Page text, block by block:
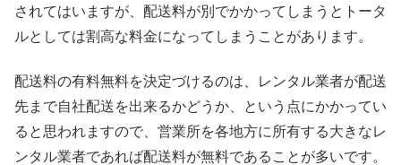
されてはいますが、配送料が別でかかってしまうとトータ
ルとしては割高な料金になってしまうことがあります。
配送料の有料無料を決定づけるのは、レンタル業者が配送
先まで自社配送を出来るかどうか、という点にかかってい
ると思われますので、営業所を各地方に所有する大きなレ
ンタル業者であれば配送料が無料であることが多いです。